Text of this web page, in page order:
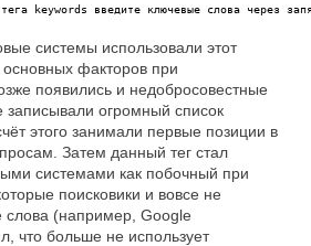
тега keywords введите ключевые слова через
системы использовали этот
основных факторов при
появились и недобросовестные
записывали огромный список
этого занимали первые позиции в
Затем данный тег стал
системами как побочный при
поисковики и вовсе не
слова (например, Google
что больше не использует